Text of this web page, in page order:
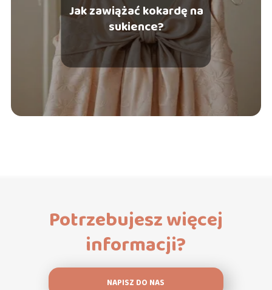
Jak zawiążać kokardę na
sukience?
Potrzebujesz więcej
informacji?
NAPISZ DO NAS